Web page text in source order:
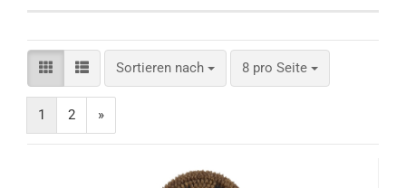
Sortieren nach
Sortieren nach 8 pro Seite
pro Seite
1 2 »